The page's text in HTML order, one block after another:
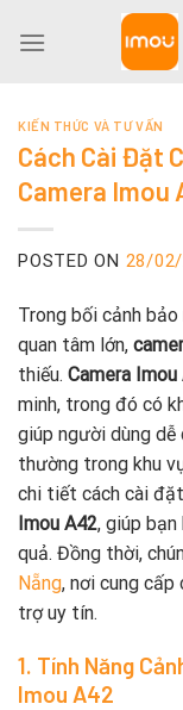
KIẾN THỨC VÀ TƯ VẤN
Cách Cài Đặt
Camera Imou
POSTED ON 28/
Trong bối cảnh
quan tâm lớn,
thiếu. Camera Imou
minh, trong đó có
giúp người dùng
thường trong khu
chi tiết cách cài đặt
Imou A42, giúp
quả. Đồng thời,
Nẵng, nơi cung cấp
trợ uy tín.
1. Tính Năng
Imou A42